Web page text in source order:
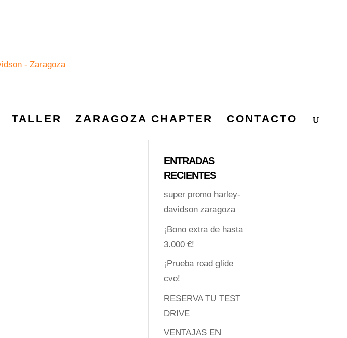
TALLER ZARAGOZA CHAPTER CONTACTO
ENTRADAS
RECIENTES
super promo harley-
davidson zaragoza
¡Bono extra de hasta
3.000 €!
¡Prueba road glide
cvo!
RESERVA TU TEST
DRIVE
VENTAJAS EN